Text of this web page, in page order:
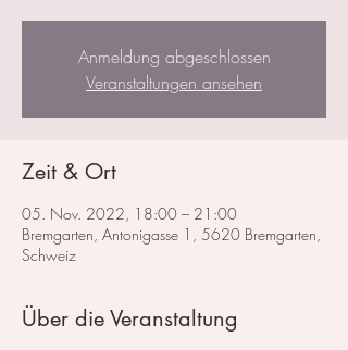
Anmeldung abgeschlossen
Veranstaltungen ansehen
Zeit & Ort
05. Nov. 2022, 18:00 – 21:00
Bremgarten, Antonigasse 1, 5620 Bremgarten,
Schweiz
Über die Veranstaltung